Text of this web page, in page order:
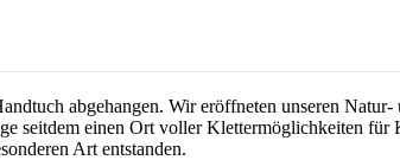
abgehangen. Wir eröffneten unseren
seitdem einen Ort voller Klettermöglichkeiten
Art entstanden.